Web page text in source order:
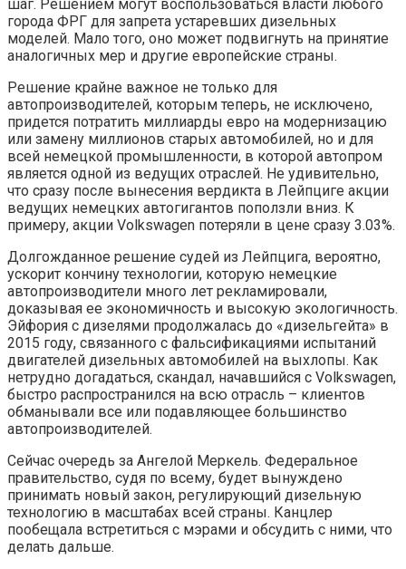
шаг. Решением могут воспользоваться власти любого
города ФРГ для запрета устаревших дизельных
моделей. Мало того, оно может подвигнуть на принятие
аналогичных мер и другие европейские страны.
Решение крайне важное не только для
автопроизводителей, которым теперь, не исключено,
придется потратить миллиарды евро на модернизацию
или замену миллионов старых автомобилей, но и для
всей немецкой промышленности, в которой автопром
является одной из ведущих отраслей. Не удивительно,
что сразу после вынесения вердикта в Лейпциге акции
ведущих немецких автогигантов поползли вниз. К
примеру, акции Volkswagen потеряли в цене сразу 3.03%.
Долгожданное решение судей из Лейпцига, вероятно,
ускорит кончину технологии, которую немецкие
автопроизводители много лет рекламировали,
доказывая ее экономичность и высокую экологичность.
Эйфория с дизелями продолжалась до «дизельгейта» в
2015 году, связанного с фальсификациями испытаний
двигателей дизельных автомобилей на выхлопы. Как
нетрудно догадаться, скандал, начавшийся с Volkswagen,
быстро распространился на всю отрасль – клиентов
обманывали все или подавляющее большинство
автопроизводителей.
Сейчас очередь за Ангелой Меркель. Федеральное
правительство, судя по всему, будет вынуждено
принимать новый закон, регулирующий дизельную
технологию в масштабах всей страны. Канцлер
пообещала встретиться с мэрами и обсудить с ними, что
делать дальше.